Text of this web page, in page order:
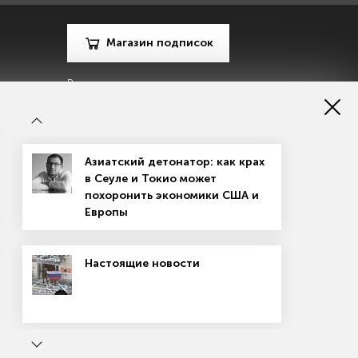
Магазин подписок
Рекламодателям
в сфере массовых коммуникаций, связи и охраны
применяются рекомендательные технологии
Азиатский детонатор: как крах
в Сеуле и Токио может
похоронить экономики США и
Европы
Настоящие новости